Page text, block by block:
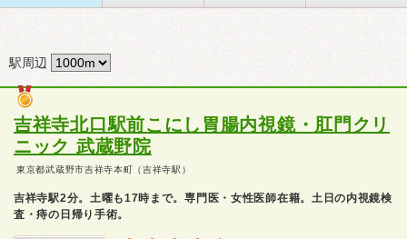
駅周辺
吉祥寺北口駅前こにし胃腸内視鏡・肛門クリ
ニック 武蔵野院
東京都武蔵野市吉祥寺本町（吉祥寺駅）
吉祥寺駅2分。土曜も17時まで。専門医・女性医師在籍。土日の内視鏡検
査・痔の日帰り手術。